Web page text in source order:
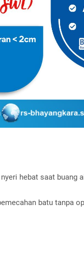
hebat saat buang
batu tanpa